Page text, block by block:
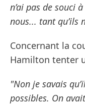
n’ai pas de souci
nous... tant qu’ils
Concernant la
Hamilton tenter
"Non je savais
possibles. On